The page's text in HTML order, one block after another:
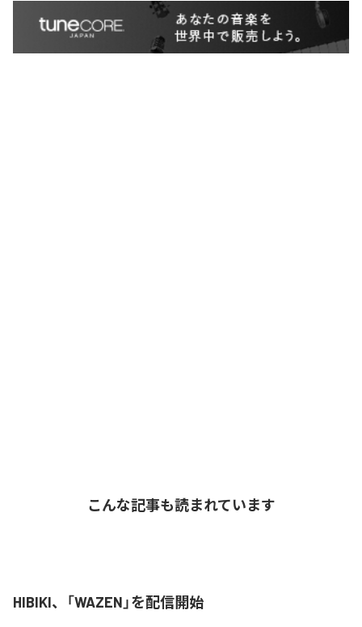
こんな記事も読まれています
HIBIKI、「WAZEN」を配信開始